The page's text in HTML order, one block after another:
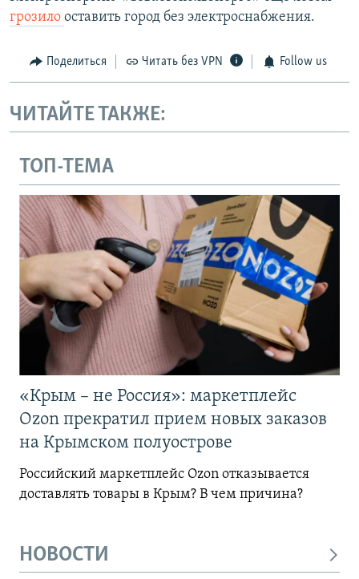
грозило оставить город без электроснабжения.
Поделиться Читать без VPN Follow us
ЧИТАЙТЕ ТАКЖЕ:
ТОП-ТЕМА
«Крым – не Россия»: маркетплейс
Ozon прекратил прием новых заказов
на Крымском полуострове
Российский маркетплейс Ozon отказывается
доставлять товары в Крым? В чем причина?
НОВОСТИ